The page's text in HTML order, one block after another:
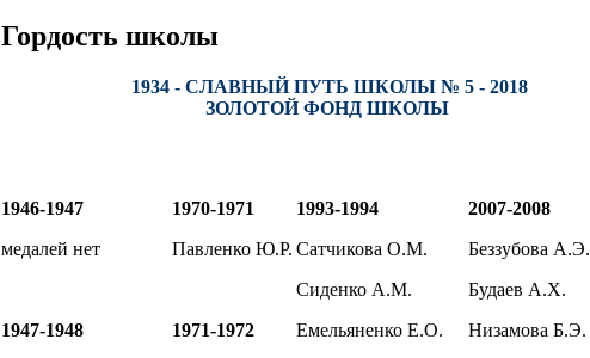
Гордость школы
1934 - СЛАВНЫЙ ПУТЬ ШКОЛЫ № 5 - 2018
ЗОЛОТОЙ ФОНД ШКОЛЫ
1946-1947
медалей нет
1947-1948
1970-1971
Павленко Ю.Р.
1971-1972
1993-1994
Сатчикова О.М.
Сиденко А.М.
Емельяненко Е.О.
2007-2008
Беззубова А.Э.
Будаев А.Х.
Низамова Б.Э.